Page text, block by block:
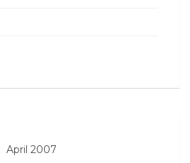
April 2007